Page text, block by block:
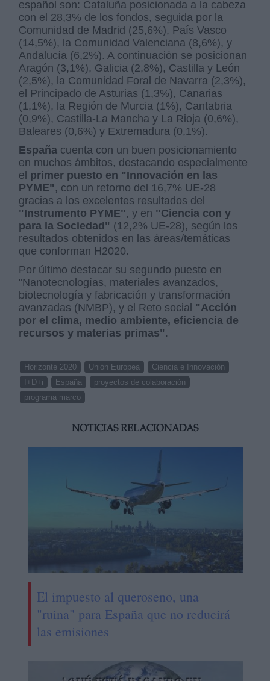
español son: Cataluña posicionada a la cabeza
con el 28,3% de los fondos, seguida por la
Comunidad de Madrid (25,6%), País Vasco
(14,5%), la Comunidad Valenciana (8,6%), y
Andalucía (6,2%). A continuación se posicionan
Aragón (3,1%), Galicia (2,8%), Castilla y León
(2,5%), la Comunidad Foral de Navarra (2,3%),
el Principado de Asturias (1,3%), Canarias
(1,1%), la Región de Murcia (1%), Cantabria
(0,9%), Castilla-La Mancha y La Rioja (0,6%),
Baleares (0,6%) y Extremadura (0,1%).
España cuenta con un buen posicionamiento
en muchos ámbitos, destacando especialmente
el primer puesto en "Innovación en las
PYME" , con un retorno del 16,7% UE-28
gracias a los excelentes resultados del
"Instrumento PYME" , y en "Ciencia con y
para la Sociedad" (12,2% UE-28), según los
resultados obtenidos en las áreas/temáticas
que conforman H2020.
Por último destacar su segundo puesto en
"Nanotecnologías, materiales avanzados,
biotecnología y fabricación y transformación
avanzadas (NMBP), y el Reto social "Acción
por el clima, medio ambiente, eficiencia de
recursos y materias primas" .
Horizonte 2020 Unión Europea
Ciencia e Innovación
I+D+i
España
proyectos de colaboración
programa marco
NOTICIAS RELACIONADAS
El impuesto al queroseno, una
"ruina" para España que no reducirá
las emisiones